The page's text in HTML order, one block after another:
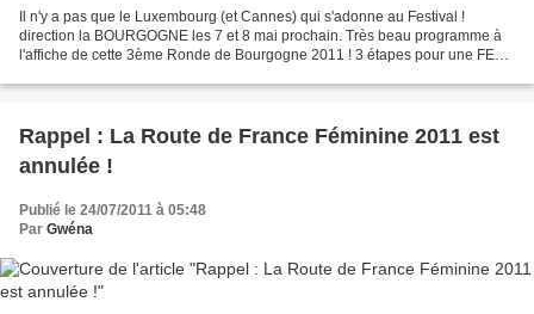
Il n'y a pas que le Luxembourg (et Cannes) qui s'adonne au Festival !
direction la BOURGOGNE les 7 et 8 mai prochain. Très beau programme à
l'affiche de cette 3ème Ronde de Bourgogne 2011 ! 3 étapes pour une FETE
Rappel : La Route de France Féminine 2011 est
annulée !
Publié le 24/07/2011 à 05:48
Par Gwéna